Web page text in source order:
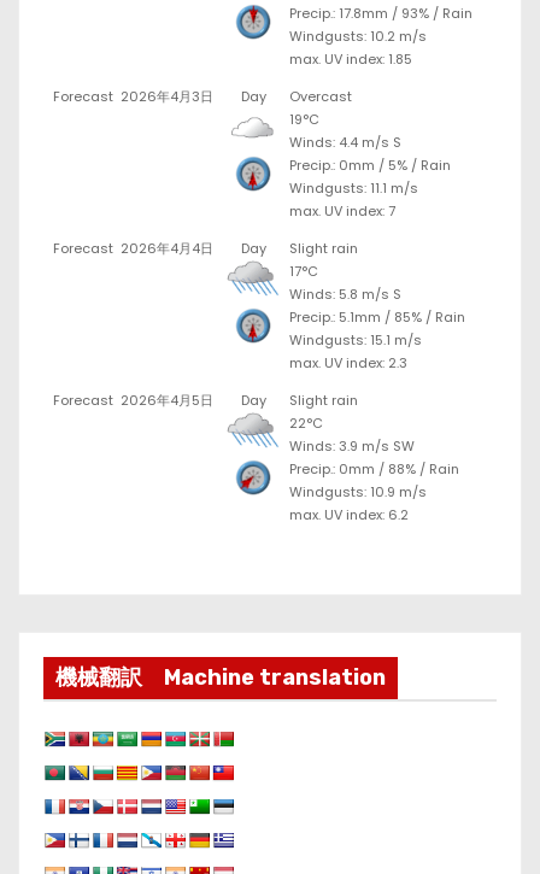
Precip.: 17.8mm / 93% / Rain
Windgusts: 10.2 m/s
max. UV index: 1.85
Forecast 2026年4月3日 Day
Overcast
19°C
Winds: 4.4 m/s S
Precip.: 0mm / 5% / Rain
Windgusts: 11.1 m/s
max. UV index: 7
Forecast 2026年4月4日 Day
Slight rain
17°C
Winds: 5.8 m/s S
Precip.: 5.1mm / 85% / Rain
Windgusts: 15.1 m/s
max. UV index: 2.3
Forecast 2026年4月5日 Day
Slight rain
22°C
Winds: 3.9 m/s SW
Precip.: 0mm / 88% / Rain
Windgusts: 10.9 m/s
max. UV index: 6.2
機械翻訳 Machine translation